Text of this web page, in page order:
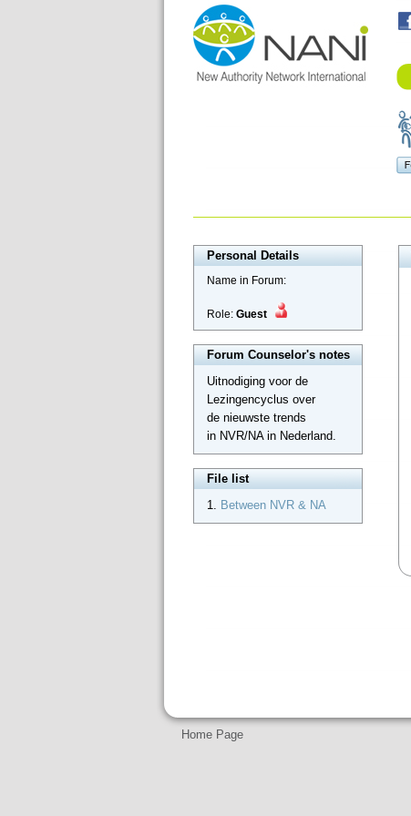
Personal Details
Name in Forum:
Role: Guest
Forum Counselor's notes
Uitnodiging voor de
Lezingencyclus over
de nieuwste trends
in NVR/NA in Nederland.
File list
1. Between NVR & NA
Home Page